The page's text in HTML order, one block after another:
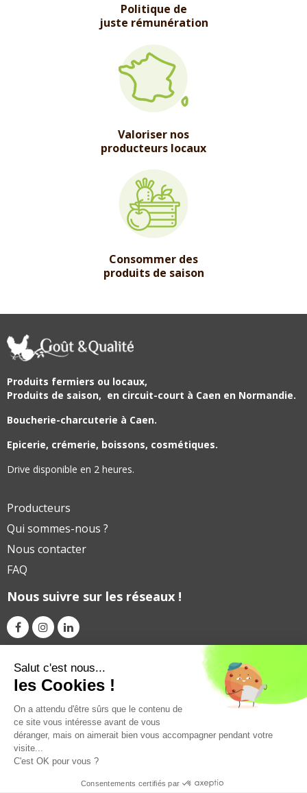
Politique de
juste rémunération
Valoriser nos
producteurs locaux
Consommer des
produits de saison
Produits fermiers ou locaux,
Produits de saison, en circuit-court à Caen en Normandie.
Boucherie-charcuterie à Caen.
Epicerie, crémerie, boissons, cosmétiques.
Drive disponible en 2 heures.
Producteurs
Qui sommes-nous ?
Nous contacter
FAQ
Nous suivre sur les réseaux !
Avec le soutien financier de
Salut c'est nous...
les Cookies !
On a attendu d'être sûrs que le contenu de
ce site vous intéresse avant de vous
déranger, mais on aimerait bien vous accompagner pendant votre
visite...
C'est OK pour vous ?
Consentements certifiés par